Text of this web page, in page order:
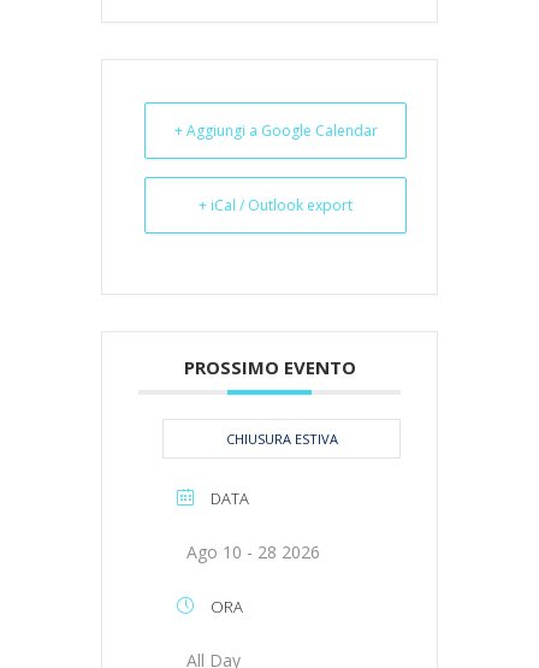
+ Aggiungi a Google Calendar
+ iCal / Outlook export
PROSSIMO EVENTO
CHIUSURA ESTIVA
DATA
Ago 10 - 28 2026
ORA
All Day